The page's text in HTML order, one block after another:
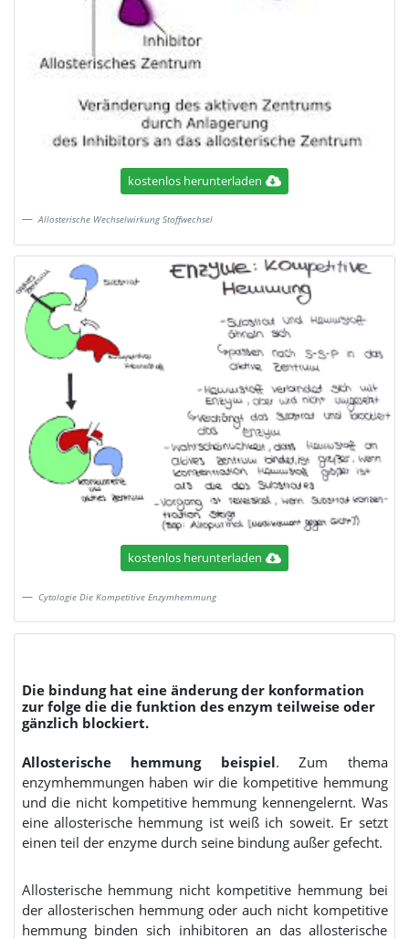
kostenlos herunterladen
Allosterische Wechselwirkung Stoffwechsel
kostenlos herunterladen
Cytologie Die Kompetitive Enzymhemmung
Die bindung hat eine änderung der konformation
zur folge die die funktion des enzym teilweise oder
gänzlich blockiert.
Allosterische hemmung beispiel. Zum thema
enzymhemmungen haben wir die kompetitive hemmung
und die nicht kompetitive hemmung kennengelernt. Was
eine allosterische hemmung ist weiß ich soweit. Er setzt
einen teil der enzyme durch seine bindung außer gefecht.
Allosterische hemmung nicht kompetitive hemmung bei
der allosterischen hemmung oder auch nicht kompetitive
hemmung binden sich inhibitoren an das allosterische